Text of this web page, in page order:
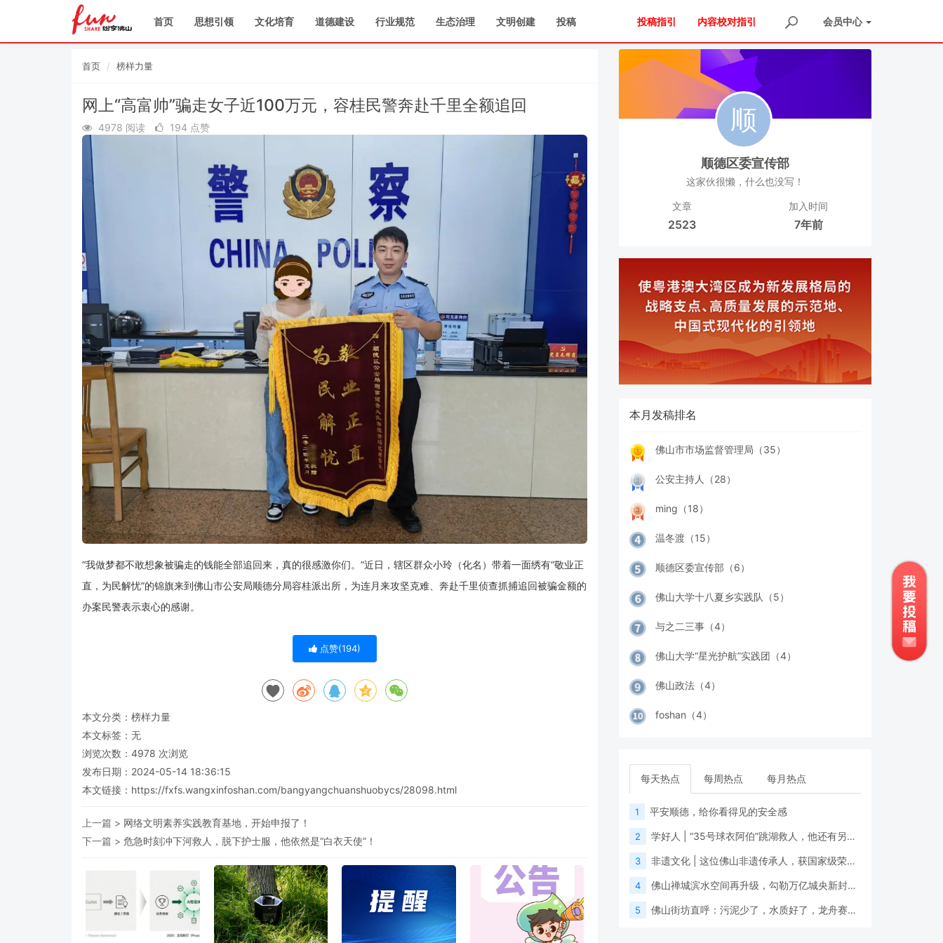
投稿指引 内容校对指引 会员中心
首页 思想引领 文化培育 道德建设 行业规范 生态治理 文明创建 投稿
首页 榜样力量
网上“高富帅”骗走女子近100万元，容桂民警奔赴千里全额追回
4978 阅读 194 点赞
“我做梦都不敢想象被骗走的钱能全部追回来，真的很感激你们。”近日，辖区群众小玲（化名）带着一面绣有“敬业正
直，为民解忧”的锦旗来到佛山市公安局顺德分局容桂派出所，为连月来攻坚克难、奔赴千里侦查抓捕追回被骗金额的
办案民警表示衷心的感谢。
点赞(194)
本文分类： 榜样力量
本文标签：无
浏览次数： 4978 次浏览
发布日期：2024-05-14 18:36:15
本文链接： https://fxfs.wangxinfoshan.com/bangyangchuanshuobycs/28098.html
上一篇 > 网络文明素养实践教育基地，开始申报了！
下一篇 > 危急时刻冲下河救人，脱下护士服，他依然是“白衣天使”！
顺德区委宣传部
这家伙很懒，什么也没写！
文章
2523
加入时间
7年前
本月发稿排名
佛山市市场监督管理局（35）
公安主持人（28）
ming（18）
温冬渡（15）
顺德区委宣传部（6）
佛山大学十八夏乡实践队（5）
与之二三事（4）
佛山大学“星光护航”实践团（4）
佛山政法（4）
foshan（4）
每天热点 每周热点 每月热点
1 平安顺德，给你看得见的安全感
2 学好人 | “35号球衣阿伯”跳湖救人，他还有另一个身份
3 非遗文化 | 这位佛山非遗传承人，获国家级荣誉！
4 佛山禅城滨水空间再升级，勾勒万亿城央新封面！
5 佛山街坊直呼：污泥少了，水质好了，龙舟赛更有“睇头”！